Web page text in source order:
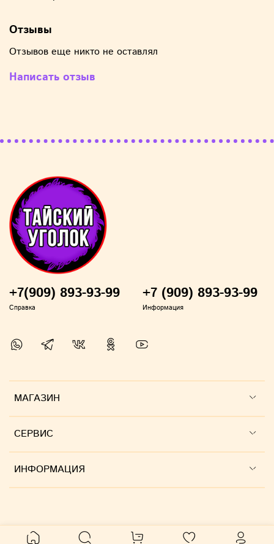
Отзывы
Отзывов еще никто не оставлял
Написать отзыв
МАГАЗИН
СЕРВИС
ИНФОРМАЦИЯ
+7(909) 893-93-99
Справка
+7 (909) 893-93-99
Информация